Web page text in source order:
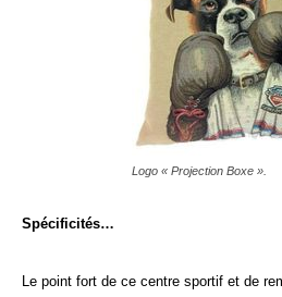
Logo « Projection Boxe ».
Spécificités…
Le point fort de ce centre sportif et de